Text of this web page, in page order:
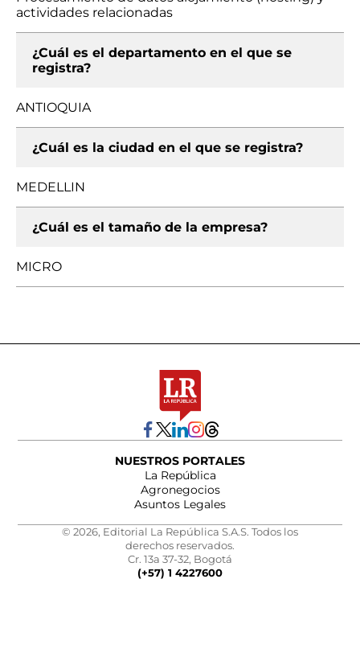
actividades relacionadas
¿Cuál es el departamento en el que se
registra?
ANTIOQUIA
¿Cuál es la ciudad en el que se registra?
MEDELLIN
¿Cuál es el tamaño de la empresa?
MICRO
NUESTROS PORTALES
La República
Agronegocios
Asuntos Legales
© 2026, Editorial La República S.A.S. Todos los
derechos reservados.
Cr. 13a 37-32, Bogotá
(+57) 1 4227600